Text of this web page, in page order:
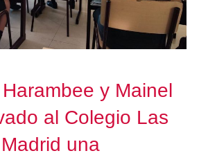
y Mainel
al Colegio Las
una